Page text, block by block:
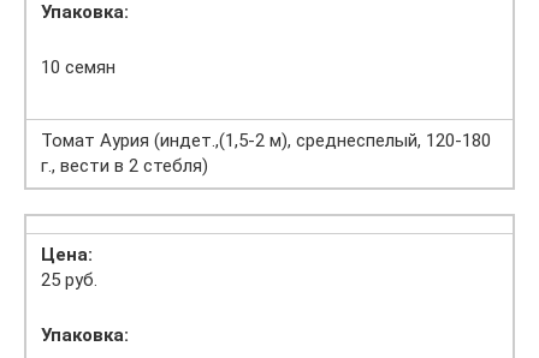
Упаковка:
10 семян
Томат Аурия (индет.,(1,5-2 м), среднеспелый, 120-180
г., вести в 2 стебля)
Цена:
25 руб.
Упаковка: